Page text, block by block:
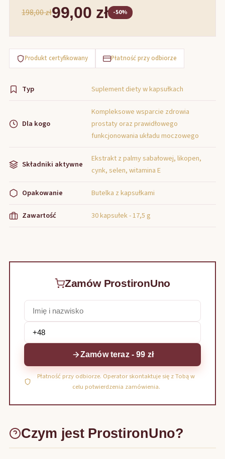
198,00 zł99,00 zł -50%
Produkt certyfikowany Płatność przy odbiorze
Typ Suplement diety w kapsułkach
Dla kogo
Kompleksowe wsparcie zdrowia
prostaty oraz prawidłowego
funkcjonowania układu moczowego
Składniki aktywne
Ekstrakt z palmy sabałowej, likopen,
cynk, selen, witamina E
Opakowanie Butelka z kapsułkami
Zawartość 30 kapsułek - 17,5 g
Zamów ProstironUno
Zamów teraz - 99 zł
Płatność przy odbiorze. Operator skontaktuje się z Tobą w
celu potwierdzenia zamówienia.
Czym jest ProstironUno?